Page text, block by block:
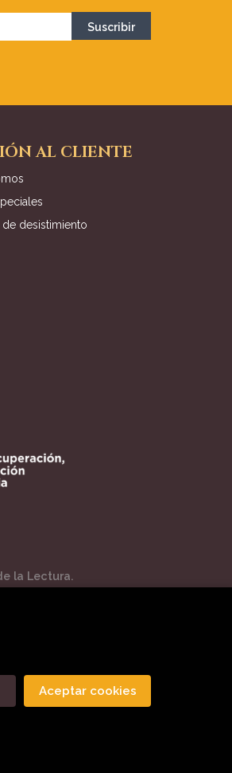
AL CLIENTE
desistimiento
la Lectura.
Aceptar cookies